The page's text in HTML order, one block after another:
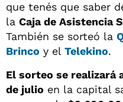
que tenés que saber
la Caja de Asistencia
También se sorteó la
Brinco y el Telekino.
El sorteo se realizará
de julio en la capital